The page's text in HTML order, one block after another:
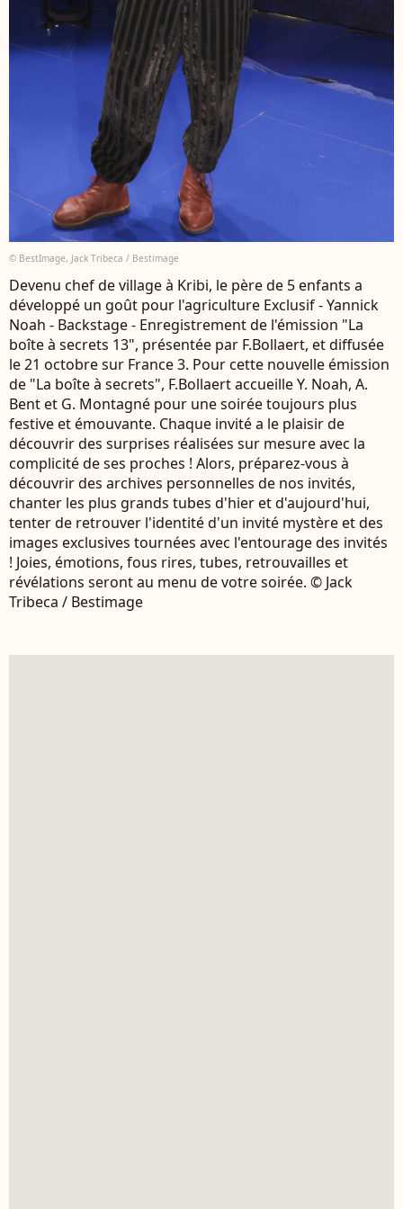
© BestImage, Jack Tribeca / Bestimage
Devenu chef de village à Kribi, le père de 5 enfants a
développé un goût pour l'agriculture Exclusif - Yannick
Noah - Backstage - Enregistrement de l'émission "La
boîte à secrets 13", présentée par F.Bollaert, et diffusée
le 21 octobre sur France 3. Pour cette nouvelle émission
de "La boîte à secrets", F.Bollaert accueille Y. Noah, A.
Bent et G. Montagné pour une soirée toujours plus
festive et émouvante. Chaque invité a le plaisir de
découvrir des surprises réalisées sur mesure avec la
complicité de ses proches ! Alors, préparez-vous à
découvrir des archives personnelles de nos invités,
chanter les plus grands tubes d'hier et d'aujourd'hui,
tenter de retrouver l'identité d'un invité mystère et des
images exclusives tournées avec l'entourage des invités
! Joies, émotions, fous rires, tubes, retrouvailles et
révélations seront au menu de votre soirée. © Jack
Tribeca / Bestimage